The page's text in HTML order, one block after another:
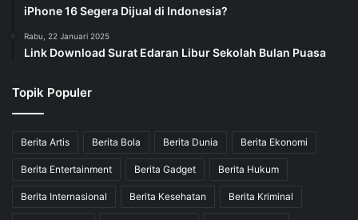
iPhone 16 Segera Dijual di Indonesia?
Rabu, 22 Januari 2025
Link Download Surat Edaran Libur Sekolah Bulan Puasa
Topik Populer
Berita Artis Berita Bola Berita Dunia Berita Ekonomi
Berita Entertainment Berita Gadget Berita Hukum
Berita Internasional Berita Kesehatan Berita Kriminal